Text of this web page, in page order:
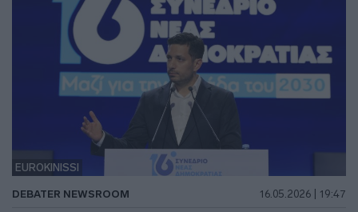
EUROKINISSI
DEBATER NEWSROOM 16.05.2026 | 19:47